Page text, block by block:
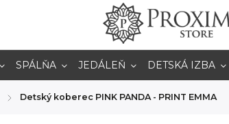
SPÁLŇA JEDÁLEŇ DETSKÁ IZBA
/ Detský koberec PINK PANDA - PRINT EMMA